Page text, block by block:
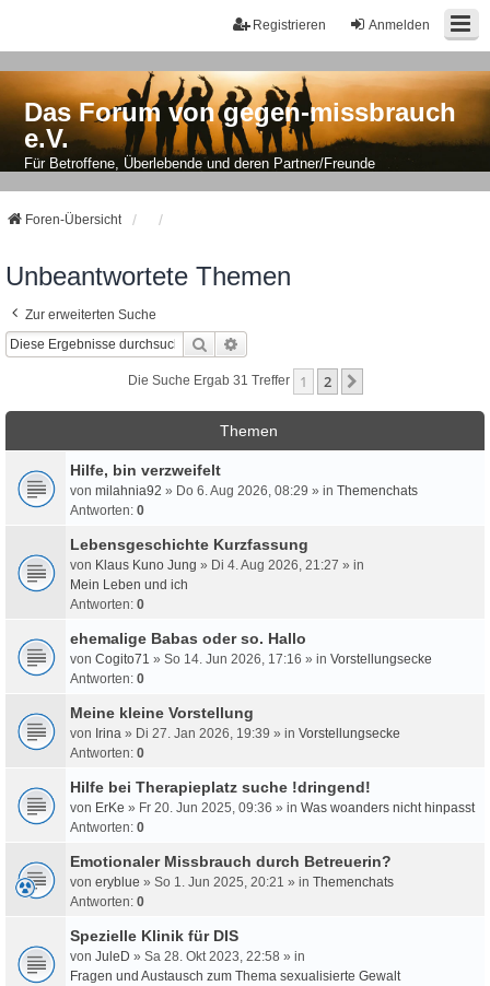
Anmelden
Registrieren
Das Forum von gegen-missbrauch
e.V.
Für Betroffene, Überlebende und deren Partner/Freunde
Foren-Übersicht
Unbeantwortete Themen
Zur erweiterten Suche
Suche
Die Suche Ergab 31 Treffer 1 2
Themen
Hilfe, bin verzweifelt
von milahnia92 » Do 6. Aug 2026, 08:29 » in Themenchats
Antworten: 0
Lebensgeschichte Kurzfassung
von Klaus Kuno Jung » Di 4. Aug 2026, 21:27 » in
Mein Leben und ich
Antworten: 0
ehemalige Babas oder so. Hallo
von Cogito71 » So 14. Jun 2026, 17:16 » in Vorstellungsecke
Antworten: 0
Meine kleine Vorstellung
von Irina » Di 27. Jan 2026, 19:39 » in Vorstellungsecke
Antworten: 0
Hilfe bei Therapieplatz suche !dringend!
von ErKe » Fr 20. Jun 2025, 09:36 » in Was woanders nicht hinpasst
Antworten: 0
Emotionaler Missbrauch durch Betreuerin?
von eryblue » So 1. Jun 2025, 20:21 » in Themenchats
Antworten: 0
Spezielle Klinik für DIS
von JuleD » Sa 28. Okt 2023, 22:58 » in
Fragen und Austausch zum Thema sexualisierte Gewalt